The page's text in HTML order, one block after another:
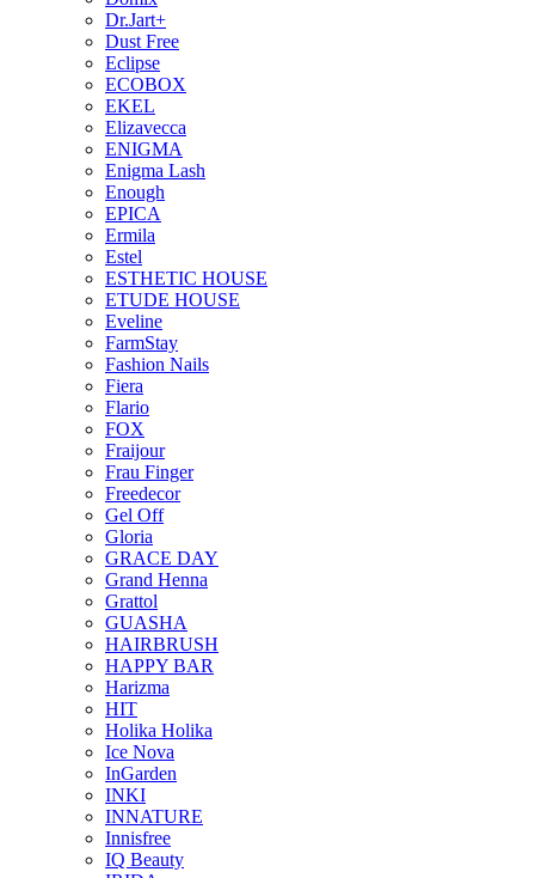
Dr.Jart+
Dust Free
Eclipse
ECOBOX
EKEL
Elizavecca
ENIGMA
Enigma Lash
Enough
EPICA
Ermila
Estel
ESTHETIC HOUSE
ETUDE HOUSE
Eveline
FarmStay
Fashion Nails
Fiera
Flario
FOX
Fraijour
Frau Finger
Freedecor
Gel Off
Gloria
GRACE DAY
Grand Henna
Grattol
GUASHA
HAIRBRUSH
HAPPY BAR
Harizma
HIT
Holika Holika
Ice Nova
InGarden
INKI
INNATURE
Innisfree
IQ Beauty